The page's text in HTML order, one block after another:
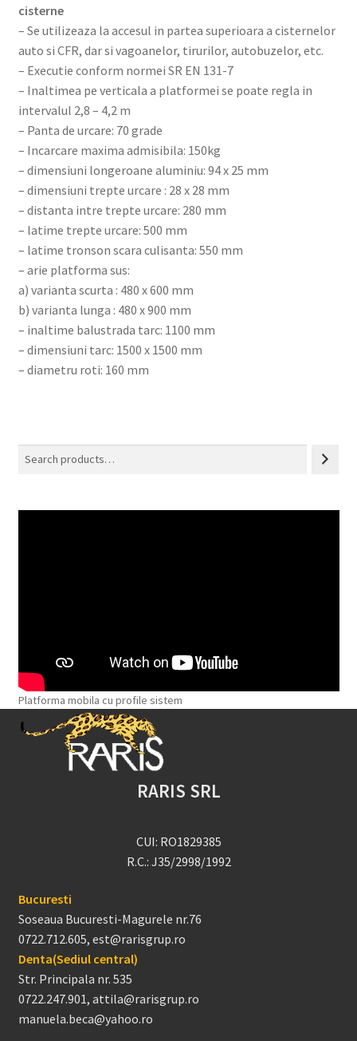
cisterne
– Se utilizeaza la accesul in partea superioara a cisternelor
auto si CFR, dar si vagoanelor, tirurilor, autobuzelor, etc.
– Executie conform normei SR EN 131-7
– Inaltimea pe verticala a platformei se poate regla in
intervalul 2,8 – 4,2 m
– Panta de urcare: 70 grade
– Incarcare maxima admisibila: 150kg
– dimensiuni longeroane aluminiu: 94 x 25 mm
– dimensiuni trepte urcare : 28 x 28 mm
– distanta intre trepte urcare: 280 mm
– latime trepte urcare: 500 mm
– latime tronson scara culisanta: 550 mm
– arie platforma sus:
a) varianta scurta : 480 x 600 mm
b) varianta lunga : 480 x 900 mm
– inaltime balustrada tarc: 1100 mm
– dimensiuni tarc: 1500 x 1500 mm
– diametru roti: 160 mm
Search
Platforma mobila cu profile sistem
RARIS SRL
CUI: RO1829385
R.C.: J35/2998/1992
Bucuresti
Soseaua Bucuresti-Magurele nr.76
0722.712.605, est@rarisgrup.ro
Denta(Sediul central)
Str. Principala nr. 535
0722.247.901, attila@rarisgrup.ro
manuela.beca@yahoo.ro